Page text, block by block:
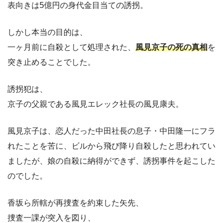
表向きは5億円の身代金目当ての誘拐。
しかし本当の目的は、
一ヶ月前に自殺として処理された、 風見京子の死の真相を
突き止めることでした。
誘拐犯は、
京子の父親である風見エレック社長の風見康夫。
風見京子は、恋人だった中田社長の息子・中田隆一にフラ
れたことを苦に、ビルから飛び降り自殺したと思われてい
ましたが、娘の自殺に納得ができず、誘拐事件を起こした
のでした。
香坂ら所轄が再捜査を約束した矢先、
捜査一課が突入を図り、